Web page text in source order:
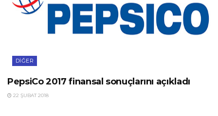
DIĞER
PepsiCo 2017 finansal sonuçlarını açıkladı
22 ŞUBAT 2018